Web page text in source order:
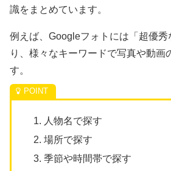
識をまとめています。
例えば、Googleフォトには「超優秀
り、様々なキーワードで写真や動画
す。
人物名で探す
場所で探す
季節や時間帯で探す